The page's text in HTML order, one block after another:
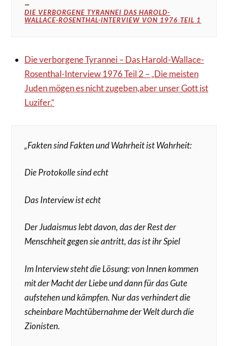
DIE VERBORGENE TYRANNEI DAS HAROLD-
WALLACE-ROSENTHAL-INTERVIEW VON 1976 TEIL 1
Die verborgene Tyrannei – Das Harold-Wallace-
Rosenthal-Interview 1976 Teil 2 – „Die meisten
Juden mögen es nicht zugeben,aber unser Gott ist
Luzifer.“
„Fakten sind Fakten und Wahrheit ist Wahrheit:
Die Protokolle sind echt
Das Interview ist echt
Der Judaismus lebt davon, das der Rest der
Menschheit gegen sie antritt, das ist ihr Spiel
Im Interview steht die Lösung: von Innen kommen
mit der Macht der Liebe und dann für das Gute
aufstehen und kämpfen. Nur das verhindert die
scheinbare Machtübernahme der Welt durch die
Zionisten.